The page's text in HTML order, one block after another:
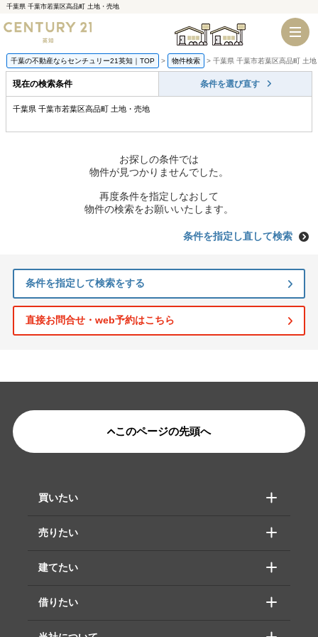
千葉県 千葉市若葉区高品町 土地・売地
千葉店 船橋店
千葉の不動産ならセンチュリー21英知｜TOP 物件検索 千葉県 千葉市若葉区高品町 土
現在の検索条件 条件を選び直す
千葉県 千葉市若葉区高品町 土地・売地
お探しの条件では
物件が見つかりませんでした。
再度条件を指定しなおして
物件の検索をお願いいたします。
条件を指定し直して検索
条件を指定して検索をする
直接お問合せ・web予約はこちら
このページの先頭へ
買いたい
売りたい
建てたい
借りたい